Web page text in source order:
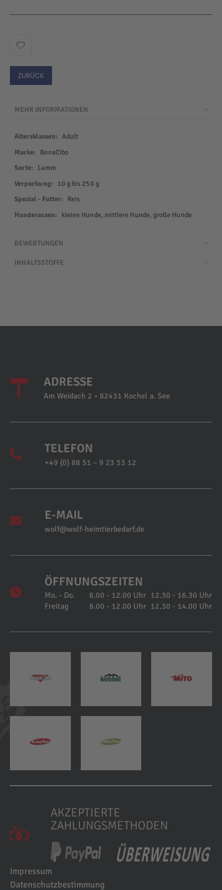
ZURÜCK
MEHR INFORMATIONEN
Mehr
Informationen
Adult
BonaCibo
Lamm
10 g bis 250 g
Reis
kleine Hunde, mittlere Hunde, große Hunde
BEWERTUNGEN
INHALTSSTOFFE
ADRESSE
Am Weidach 2 • 82431 Kochel a. See
TELEFON
+49 (0) 88 51 – 9 23 53 12
E-MAIL
wolf@wolf-heimtierbedarf.de
ÖFFNUNGSZEITEN
Mo. - Do. 8.00 - 12.00 Uhr 12.30 - 16.30 Uhr
Freitag
8.00 - 12.00 Uhr 12.30 - 14.00 Uhr
AKZEPTIERTE
ZAHLUNGSMETHODEN
Impressum
Datenschutzbestimmung